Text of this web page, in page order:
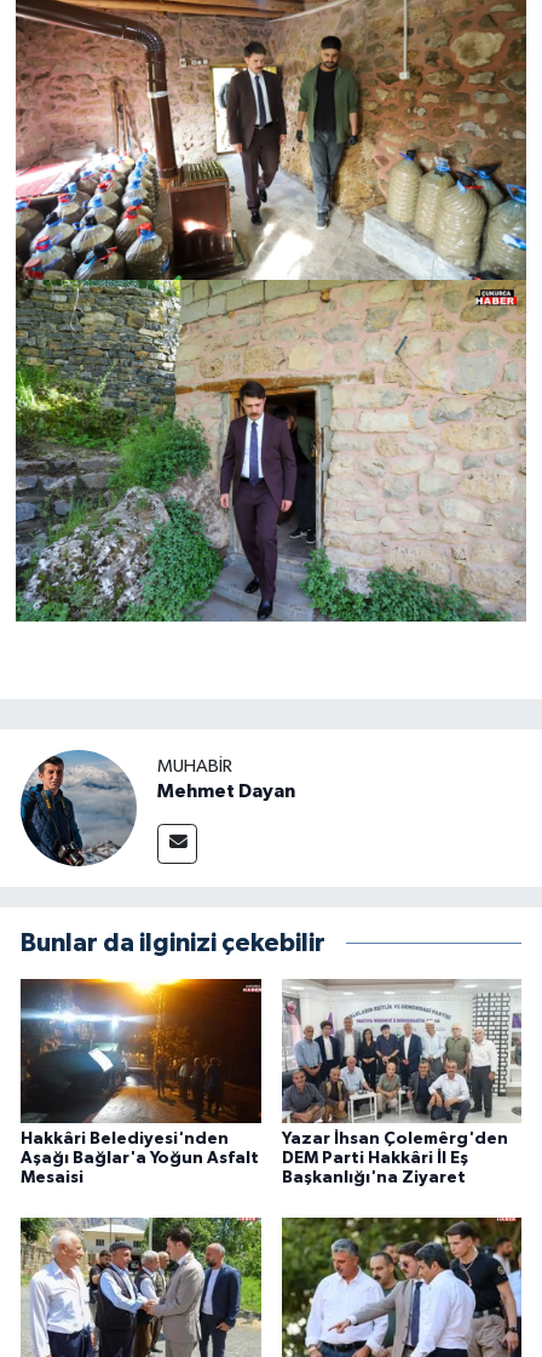
MUHABIR
Mehmet Dayan
Bunlar da ilginizi çekebilir
Hakkâri Belediyesi'nden
Aşağı Bağlar'a Yoğun Asfalt
Mesaisi
Yazar İhsan Çolemêrg'den
DEM Parti Hakkâri İl Eş
Başkanlığı'na Ziyaret